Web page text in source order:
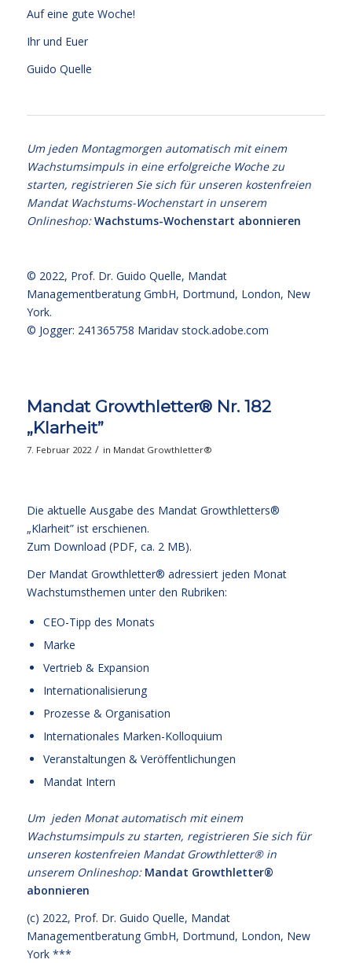
Auf eine gute Woche!
Ihr und Euer
Guido Quelle
Um jeden Montagmorgen automatisch mit einem
Wachstumsimpuls in eine erfolgreiche Woche zu
starten, registrieren Sie sich für unseren kostenfreien
Mandat Wachstums-Wochenstart in unserem
Onlineshop:Wachstums-Wochenstart abonnieren
© 2022, Prof. Dr. Guido Quelle, Mandat
Managementberatung GmbH, Dortmund, London, New
York.
© Jogger: 241365758 Maridav stock.adobe.com
Mandat Growthletter® Nr. 182
„Klarheit”
7. Februar 2022 / in Mandat Growthletter®
Die aktuelle Ausgabe des Mandat Growthletters®
„Klarheit” ist erschienen.
Zum Download (PDF, ca. 2 MB).
Der Mandat Growthletter® adressiert jeden Monat
Wachstumsthemen unter den Rubriken:
CEO-Tipp des Monats
Marke
Vertrieb & Expansion
Internationalisierung
Prozesse & Organisation
Internationales Marken-Kolloquium
Veranstaltungen & Veröffentlichungen
Mandat Intern
Um jeden Monat automatisch mit einem
Wachstumsimpuls zu starten, registrieren Sie sich für
unseren kostenfreien Mandat Growthletter® in
unserem Onlineshop: Mandat Growthletter®
abonnieren
(c) 2022, Prof. Dr. Guido Quelle, Mandat
Managementberatung GmbH, Dortmund, London, New
York ***